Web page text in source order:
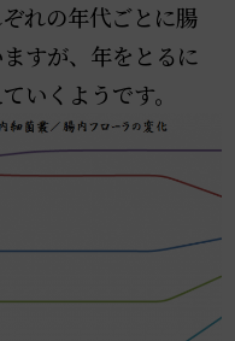
れの年代ごとに腸
すが、年をとるに
いくようです。